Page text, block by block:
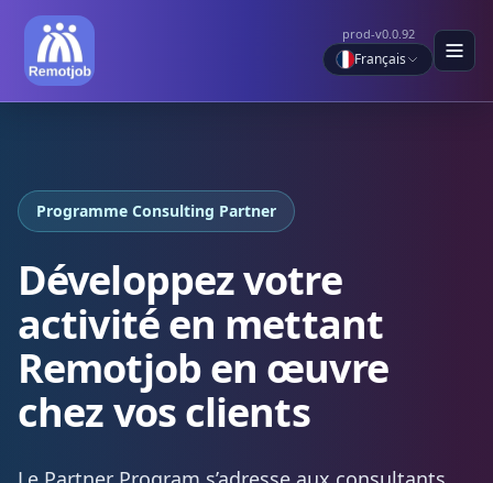
prod-v0.0.92
Français
Programme Consulting Partner
Développez votre
activité en mettant
Remotjob en œuvre
chez vos clients